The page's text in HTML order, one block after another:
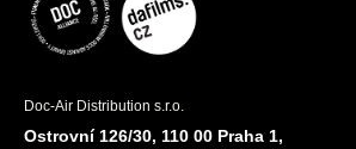
Doc-Air Distribution s.r.o.
Ostrovní 126/30, 110 00 Praha 1,